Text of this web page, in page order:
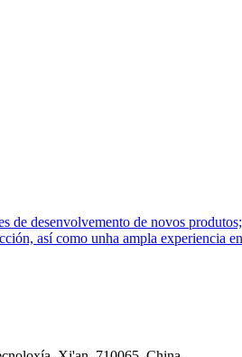
de desenvolvemento de novos
así como unha ampla experiencia